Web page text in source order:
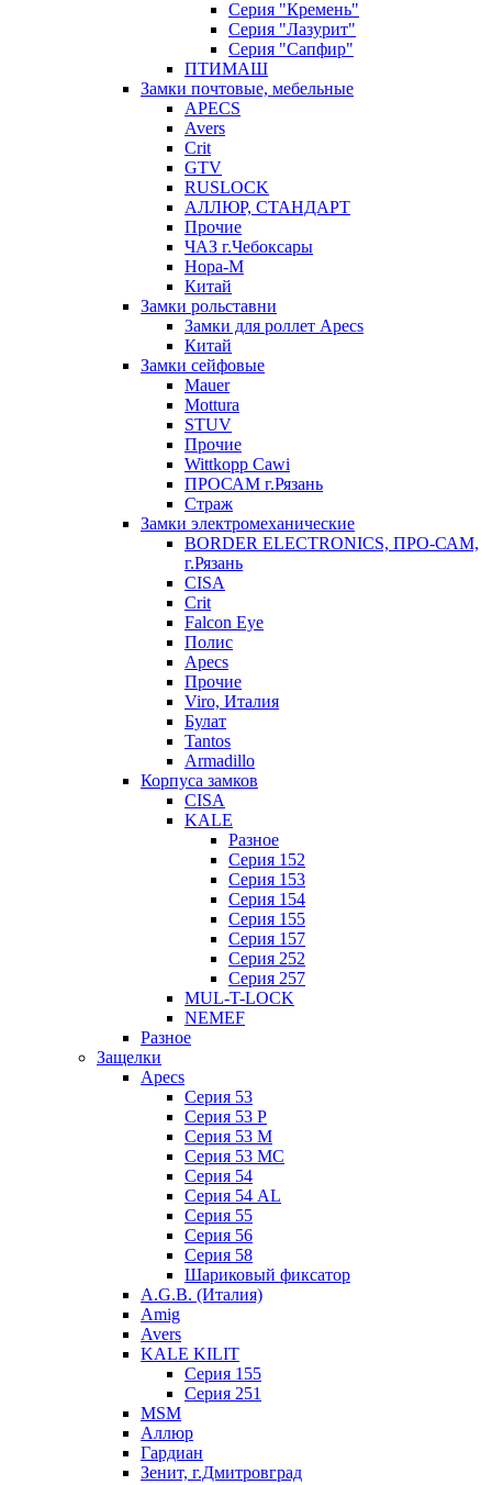
Серия "Кремень"
Серия "Лазурит"
Серия "Сапфир"
ПТИМАШ
Замки почтовые, мебельные
APECS
Avers
Crit
GTV
RUSLOCK
АЛЛЮР, СТАНДАРТ
Прочие
ЧАЗ г.Чебоксары
Нора-М
Китай
Замки рольставни
Замки для роллет Apecs
Китай
Замки сейфовые
Mauer
Mottura
STUV
Прочие
Wittkopp Cawi
ПРОСАМ г.Рязань
Страж
Замки электромеханические
BORDER ELECTRONICS, ПРО-САМ,
г.Рязань
CISA
Crit
Falcon Eye
Полис
Apecs
Прочие
Viro, Италия
Булат
Tantos
Armadillo
Корпуса замков
CISA
KALE
Разное
Серия 152
Серия 153
Серия 154
Серия 155
Серия 157
Серия 252
Серия 257
MUL-T-LOCK
NEMEF
Разное
Защелки
Apecs
Серия 53
Серия 53 P
Серия 53 М
Серия 53 МC
Серия 54
Серия 54 AL
Серия 55
Серия 56
Серия 58
Шариковый фиксатор
A.G.B. (Италия)
Amig
Avers
KALE KILIT
Серия 155
Серия 251
MSM
Аллюр
Гардиан
Зенит, г.Дмитровград